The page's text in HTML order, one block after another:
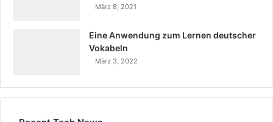
März 8, 2021
Eine Anwendung zum Lernen deutscher
Vokabeln
März 3, 2022